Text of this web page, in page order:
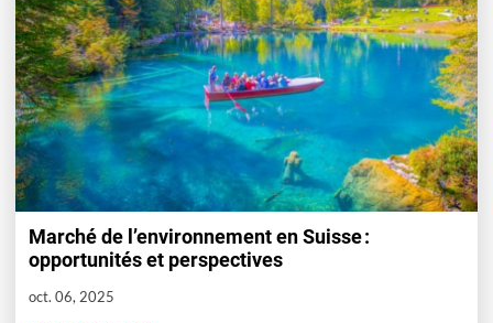
Marché de l’environnement en Suisse :
opportunités et perspectives
oct. 06, 2025